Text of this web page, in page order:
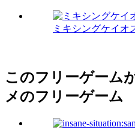
ミキシングケイオ
このフリーゲーム
メのフリーゲーム